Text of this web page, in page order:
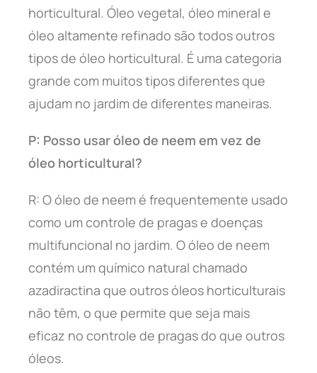
horticultural. Óleo vegetal, óleo mineral e
óleo altamente refinado são todos outros
tipos de óleo horticultural. É uma categoria
grande com muitos tipos diferentes que
ajudam no jardim de diferentes maneiras.
P: Posso usar óleo de neem em vez de
óleo horticultural?
R: O óleo de neem é frequentemente usado
como um controle de pragas e doenças
multifuncional no jardim. O óleo de neem
contém um químico natural chamado
azadiractina que outros óleos horticulturais
não têm, o que permite que seja mais
eficaz no controle de pragas do que outros
óleos.